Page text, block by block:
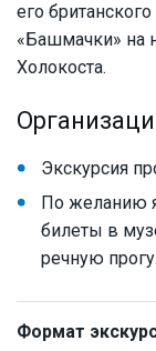
его
«Башмачки» на
Холокоста.
Экскурсия
По желанию
билеты в
речную
Формат